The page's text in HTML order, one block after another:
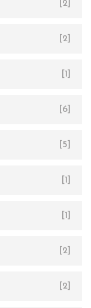
[2]
[2]
[1]
[6]
[5]
[1]
[1]
[2]
[2]